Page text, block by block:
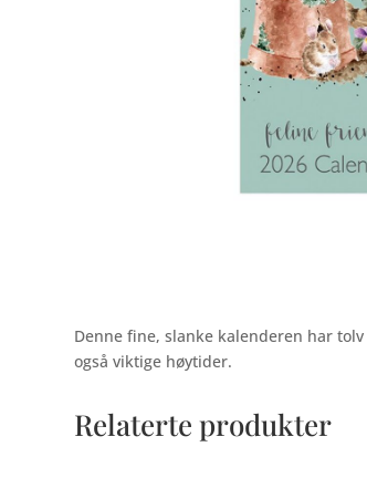
Denne fine, slanke kalenderen har
også viktige høytider.
Relaterte produkter